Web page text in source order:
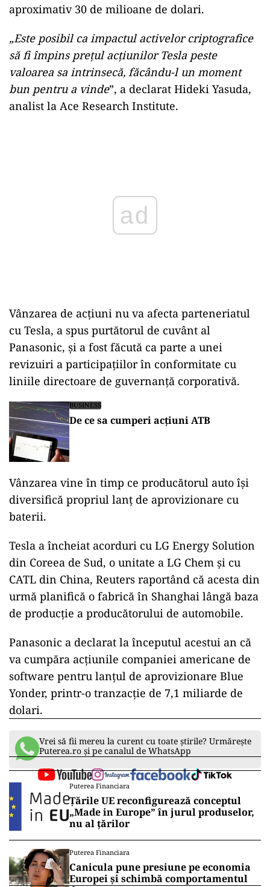
aproximativ 30 de milioane de dolari.
„Este posibil ca impactul activelor criptografice
să fi împins prețul acțiunilor Tesla peste
valoarea sa intrinsecă, făcându-l un moment
bun pentru a vinde”, a declarat Hideki Yasuda,
analist la Ace Research Institute.
Vânzarea de acțiuni nu va afecta parteneriatul
cu Tesla, a spus purtătorul de cuvânt al
Panasonic, și a fost făcută ca parte a unei
revizuiri a participațiilor în conformitate cu
liniile directoare de guvernanță corporativă.
BUSINESS
De ce sa cumperi acțiuni ATB
Vânzarea vine în timp ce producătorul auto își
diversifică propriul lanț de aprovizionare cu
baterii.
Tesla a încheiat acorduri cu LG Energy Solution
din Coreea de Sud, o unitate a LG Chem și cu
CATL din China, Reuters raportând că acesta din
urmă planifică o fabrică în Shanghai lângă baza
de producție a producătorului de automobile.
Panasonic a declarat la începutul acestui an că
va cumpăra acțiunile companiei americane de
software pentru lanțul de aprovizionare Blue
Yonder, printr-o tranzacție de 7,1 miliarde de
dolari.
Vrei să fii mereu la curent cu toate știrile? Urmărește
Puterea.ro și pe canalul de WhatsApp
Puterea Financiara
Țările UE reconfigurează conceptul
„Made in Europe” în jurul produselor,
nu al țărilor
Puterea Financiara
Canicula pune presiune pe economia
Europei și schimbă comportamentul